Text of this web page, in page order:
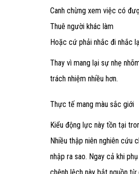
Canh chừng xem việc có
Thuê người khác làm
Hoặc cứ phải nhắc đi nhắc
Thay vì mang lại sự nhẹ
trách nhiệm nhiều hơn.
Thực tế mang màu sắc giới
Kiểu động lực này tồn tại
Nhiều thập niên nghiên cứu
nhập ra sao. Ngay cả khi
chênh lệch này bắt nguồn